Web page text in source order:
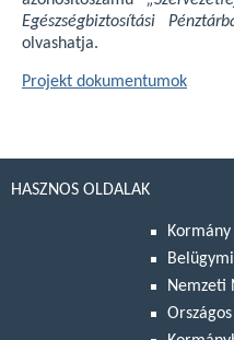
Egészségbiztosítási
olvashatja.
Projekt dokumentumok
HASZNOS OLDALAK
Kormány
Nemzeti